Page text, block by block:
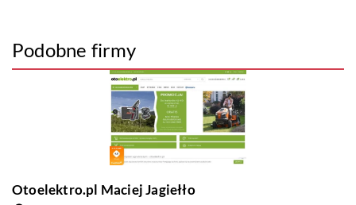
Podobne firmy
Otoelektro.pl Maciej Jagiełło